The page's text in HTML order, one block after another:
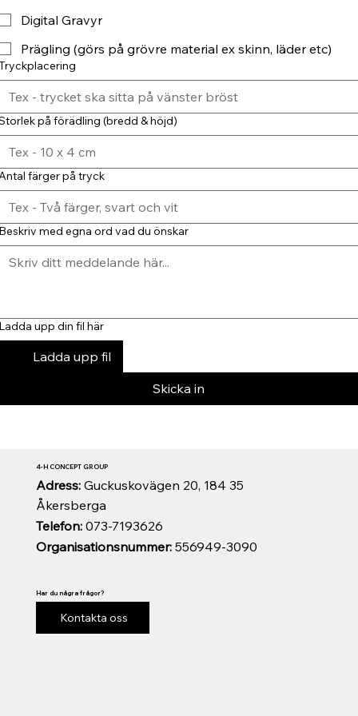
Digital Gravyr
Prägling (görs på grövre material ex skinn, läder etc)
på förädling (bredd & höjd)
färger på tryck
med egna ord vad du önskar
upp din fil här
Ladda upp fil
Skicka in
Organisationsnummer:556949-3090
Telefon:073-7193626
Adress: Guckuskovägen 20, 184 35
Åkersberga
4-H CONCEPT GROUP
Har du några frågor?
Kontakta oss